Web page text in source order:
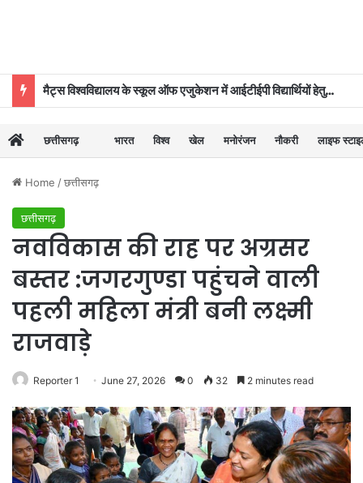
मैट्स विश्वविद्यालय के स्कूल ऑफ एजुकेशन में आईटीईपी विद्यार्थियों हेतु ‘दीक्षारंभ–2026’ का शुभारंभ
छत्तीसगढ़ भारत विश्व खेल मनोरंजन नौकरी लाइफ
Home /छत्तीसगढ़
छत्तीसगढ़
नवविकास की राह पर अग्रसर
बस्तर :जगरगुण्डा पहुंचने वाली
पहली महिला मंत्री बनी लक्ष्मी
राजवाड़े
Reporter 1 June 27, 2026 0 32 2 minutes read